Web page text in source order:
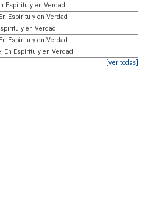
Espiritu y en Verdad
Espiritu y en Verdad
y en Verdad
Espiritu y en Verdad
En Espiritu y en Verdad
[ver todas]